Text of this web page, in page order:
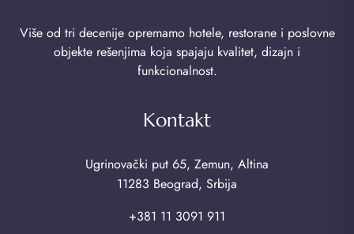
Više od tri decenije opremamo hotele, restorane i poslovne
objekte rešenjima koja spajaju kvalitet, dizajn i
funkcionalnost.
Kontakt
Ugrinovački put 65, Zemun, Altina
11283 Beograd, Srbija
+381 11 3091 911